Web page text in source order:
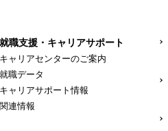
就職支援・キャリアサポート
キャリアセンターのご案内
就職データ
キャリアサポート情報
関連情報